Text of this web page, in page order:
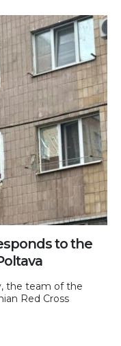
to the
the team of the
Red Cross